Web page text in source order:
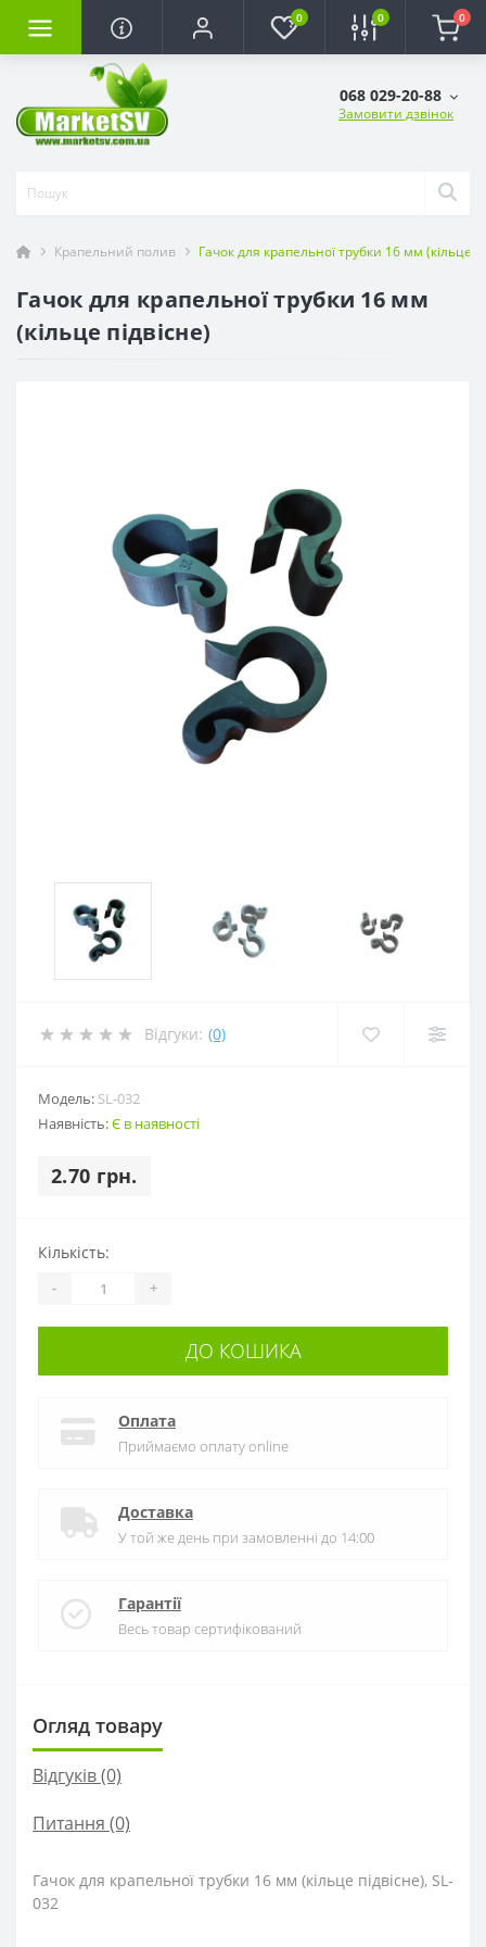
0 0 0
068 029-20-88
Замовити дзвінок
Крапельний полив Гачок для крапельної трубки 16 мм (кільце
Гачок для крапельної трубки 16 мм
(кільце підвісне)
Відгуки: (0)
Модель: SL-032
Наявність:Є в наявності
2.70 грн.
Кількість:
- +
ДО КОШИКА
Оплата
Приймаємо оплату online
Доставка
У той же день при замовленні до 14:00
Гарантії
Весь товар сертифікований
Огляд товару
Відгуків (0)
Питання (0)
Гачок для крапельної трубки 16 мм (кільце підвісне), SL-
032